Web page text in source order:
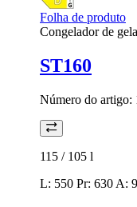
Folha de produto
Congelador de
ST160
Número do artigo:
115 / 105 l
L: 550 Pr: 630 A: